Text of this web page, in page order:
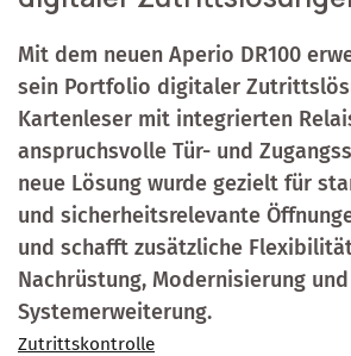
Mit dem neuen Aperio DR100
sein Portfolio digitaler
Kartenleser mit integrierten
anspruchsvolle Tür- und
neue Lösung wurde gezielt für
und sicherheitsrelevante
und schafft zusätzliche
Nachrüstung, Modernisierung und
Systemerweiterung.
Zutrittskontrolle